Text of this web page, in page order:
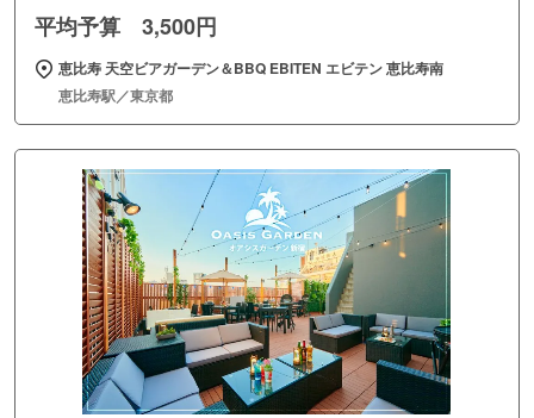
平均予算 3,500円
恵比寿 天空ビアガーデン＆BBQ EBITEN エビテン 恵比寿南
恵比寿駅／東京都